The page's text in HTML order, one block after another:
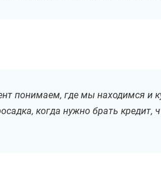
понимаем, где мы находимся и
когда нужно брать